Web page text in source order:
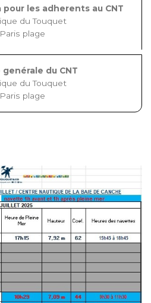
pour les adherents au CNT
du Touquet
plage
du CNT
du Touquet
plage